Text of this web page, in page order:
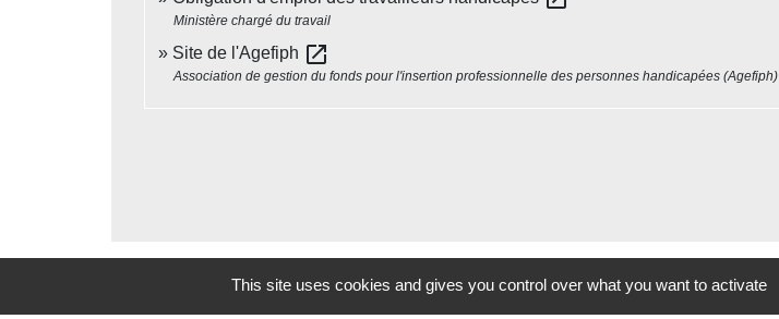
Ministère chargé du travail
Site de l'Agefiph open_in_new
Association de gestion du fonds pour l'insertion professionnelle des personnes handicapées (Agefiph)
This site uses cookies and gives you control over what you want to activate